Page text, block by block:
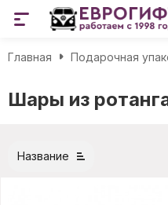
Главная Подарочная
Шары из
Название